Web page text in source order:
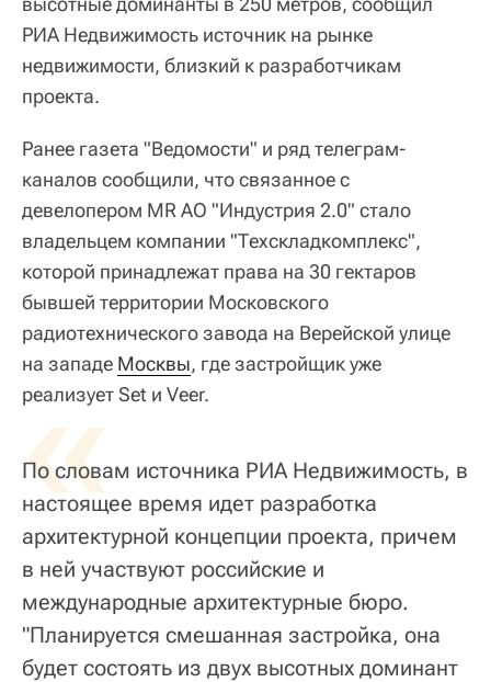
РИА Недвижимость источник на рынке
недвижимости, близкий к разработчикам
проекта.
Ранее газета "Ведомости" и ряд телеграм-
каналов сообщили, что связанное с
девелопером MR АО "Индустрия 2.0" стало
владельцем компании "Техскладкомплекс",
которой принадлежат права на 30 гектаров
бывшей территории Московского
радиотехнического завода на Верейской улице
на западе Москвы, где застройщик уже
реализует Set и Veer.
«
По словам источника РИА Недвижимость, в
настоящее время идет разработка
архитектурной концепции проекта, причем
в ней участвуют российские и
международные архитектурные бюро.
"Планируется смешанная застройка, она
будет состоять из двух высотных доминант